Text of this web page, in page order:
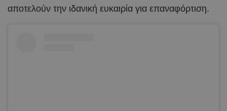
αποτελούν την ιδανική ευκαιρία για επαναφόρτιση.